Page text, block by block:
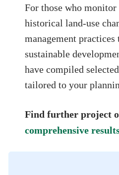
For those who monitor
historical land-use
management
sustainable
have compiled
tailored to your
Find further project
comprehensive